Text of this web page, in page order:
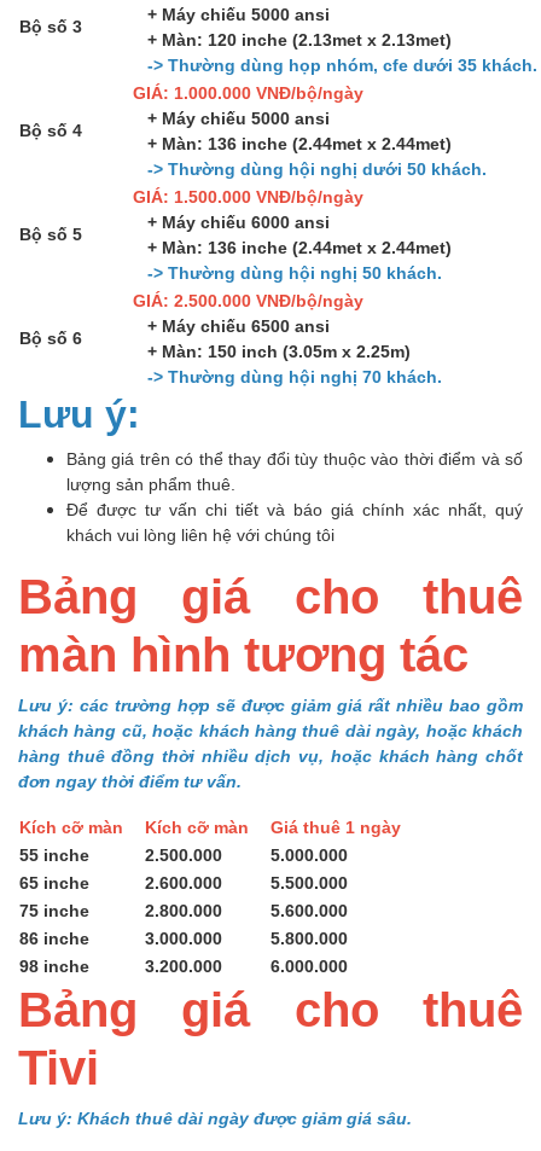
Bộ số 3
+ Máy chiếu 5000 ansi
+ Màn: 120 inche (2.13met x 2.13met)
-> Thường dùng họp nhóm, cfe dưới 35 khách.
Bộ số 4
GIÁ: 1.000.000 VNĐ/bộ/ngày
+ Máy chiếu 5000 ansi
+ Màn: 136 inche (2.44met x 2.44met)
-> Thường dùng hội nghị dưới 50 khách.
Bộ số 5
GIÁ: 1.500.000 VNĐ/bộ/ngày
+ Máy chiếu 6000 ansi
+ Màn: 136 inche (2.44met x 2.44met)
-> Thường dùng hội nghị 50 khách.
Bộ số 6
GIÁ: 2.500.000 VNĐ/bộ/ngày
+ Máy chiếu 6500 ansi
+ Màn: 150 inch (3.05m x 2.25m)
-> Thường dùng hội nghị 70 khách.
Lưu ý:
Bảng giá trên có thể thay đổi tùy thuộc vào thời điểm và số
lượng sản phẩm thuê.
Để được tư vấn chi tiết và báo giá chính xác nhất, quý
khách vui lòng liên hệ với chúng tôi
Bảng giá cho thuê
màn hình tương tác
Lưu ý: các trường hợp sẽ được giảm giá rất nhiều bao gồm
khách hàng cũ, hoặc khách hàng thuê dài ngày, hoặc khách
hàng thuê đồng thời nhiều dịch vụ, hoặc khách hàng chốt
đơn ngay thời điểm tư vấn.
Kích cỡ màn Kích cỡ màn
Giá thuê 1 ngày
55 inche
2.500.000
5.000.000
65 inche
2.600.000
5.500.000
75 inche
2.800.000
5.600.000
86 inche
3.000.000
5.800.000
98 inche
3.200.000 6.000.000
Bảng giá cho thuê
Tivi
Lưu ý: Khách thuê dài ngày được giảm giá sâu.